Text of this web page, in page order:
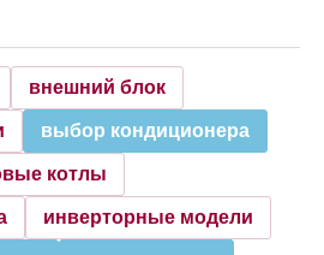
внешний блок
выбор кондиционера
котлы
инверторные модели